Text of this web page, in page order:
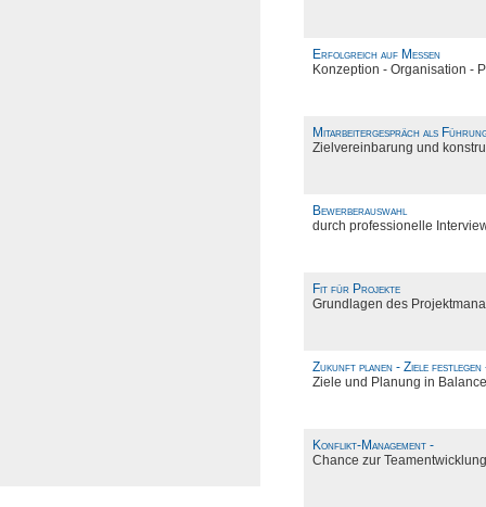
Erfolgreich auf Messen
Konzeption - Organisation -
Mitarbeitergespräch als
Zielvereinbarung und
Bewerberauswahl
durch professionelle
Fit für Projekte
Grundlagen des
Zukunft planen - Ziele festlegen
Ziele und Planung in
Konflikt-Management -
Chance zur Teamentwicklung